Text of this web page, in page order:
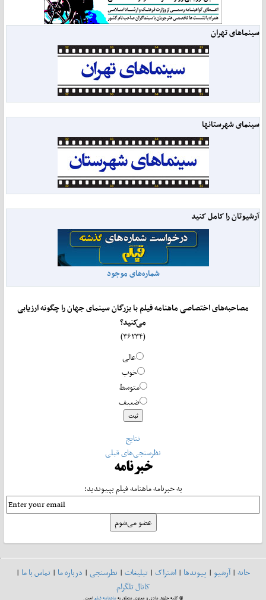
سینماهای تهران
سینمای شهرستانها
آرشیوتان را کامل کنید
شماره‌های موجود
مصاحبه‌های اختصاصی ماهنامه فیلم با بزرگان سینمای جهان را چگونه ارزیابی
می‌کنید؟
عالی
خوب
متوسط
ضعیف
نتایج
نظرسنجی‌های قبلی
خبرنامه
به خبرنامه ماهنامه فیلم بپیوندید:
خانه|آرشیو| پیوندها| اشتراک| تبلیغات| نظرسنجی| درباره ما| تماس با ما|
کانال تلگرام
© کلیه حقوق مادی و معنوی متعلق بهماهنامه فیلماست.